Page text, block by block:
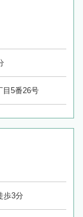
目5番26号
歩3分